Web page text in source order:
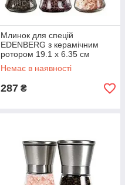
Млинок для спецій
EDENBERG з керамічним
ротором 19.1 x 6.35 см
Немає в наявності
287 ₴